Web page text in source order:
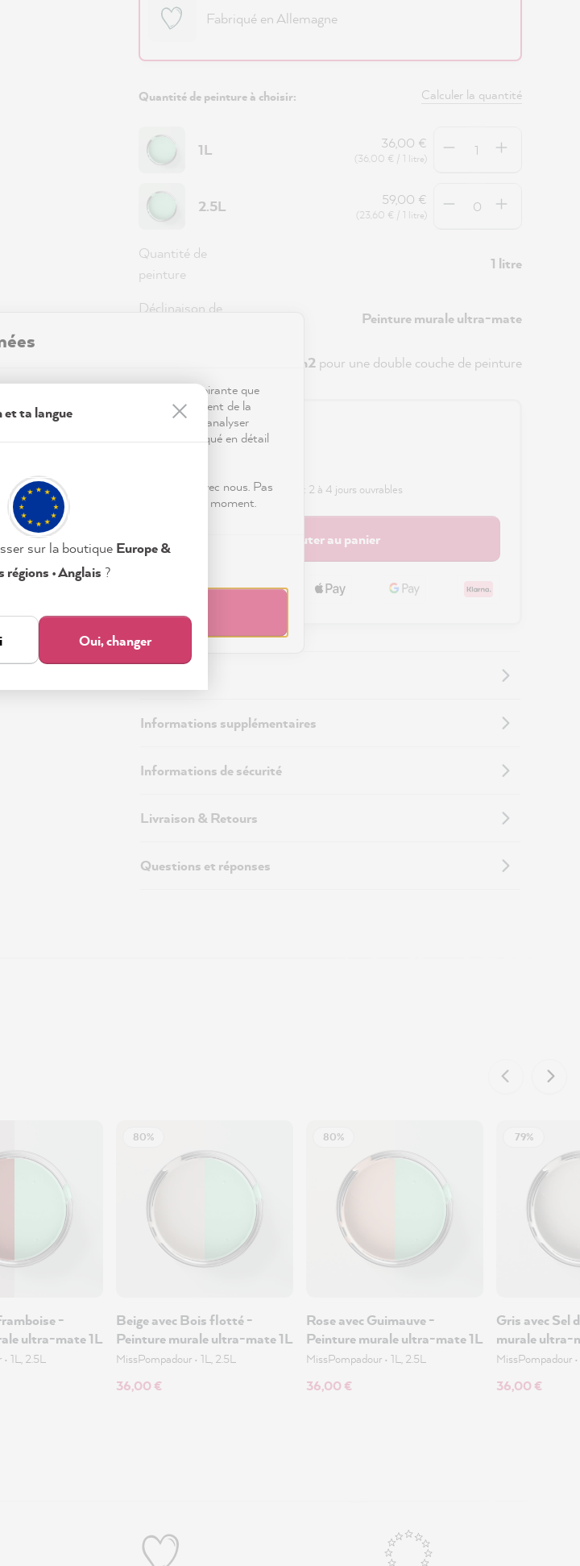
Fabriqué en Allemagne
Quantité de peinture à choisir: Calculer la quantité
1L 36,00 €
(36,00 € / 1 litre)
2.5L 59,00 €
(23,60 € / 1 litre)
Quantité de
peinture
1 litre
Déclinaison de
Peinture murale ultra-mate
8 m2pour une double couche de peinture
36,00 €
Disponible, délai de livraison : 2 à 4 jours ouvrables
Ajouter au panier
Informations supplémentaires
Informations de sécurité
Livraison & Retours
Questions et réponses
-
ultra-mate 1L
• 1L, 2.5L
80%
Beige avec Bois flotté -
Peinture murale ultra-mate 1L
MissPompadour • 1L, 2.5L
36,00 €
80%
Rose avec Guimauve -
Peinture murale ultra-mate 1L
MissPompadour • 1L, 2.5L
36,00 €
79%
Gris avec Sel
murale ultra-
MissPompadour •
36,00 €
ta visite sur notre site soit aussi inspirante que
sont essentiels au bon fonctionnement de la
mieux comprendre tes envies déco, à analyser
personnalisées. Tout est expliqué en détail
à peaufiner ton expérience avec nous. Pas
ou retirer ton consentement à tout moment.
Tout accepter
et ta langue
sur la boutique Europe &
régions • Anglais ?
Oui, changer